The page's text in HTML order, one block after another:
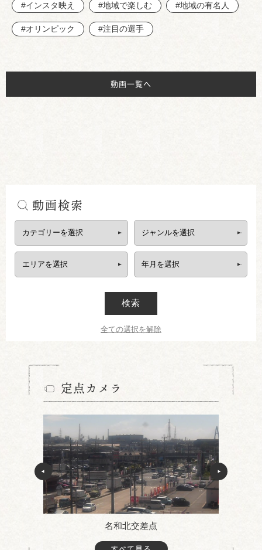
#インスタ映え #地域で楽しむ #地域の有名人
#オリンピック #注目の選手
動画一覧へ
動画検索
検索
全ての選択を解除
定点カメラ
名和北交差点